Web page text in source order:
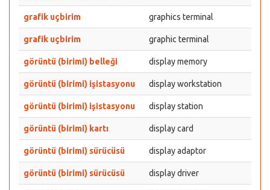
grafik uçbirim graphics terminal
grafik uçbirim graphic terminal
görüntü (birimi) belleği display memory
görüntü (birimi) işistasyonu display workstation
görüntü (birimi) işistasyonu display station
görüntü (birimi) kartı display card
görüntü (birimi) sürücüsü display adaptor
görüntü (birimi) sürücüsü display driver